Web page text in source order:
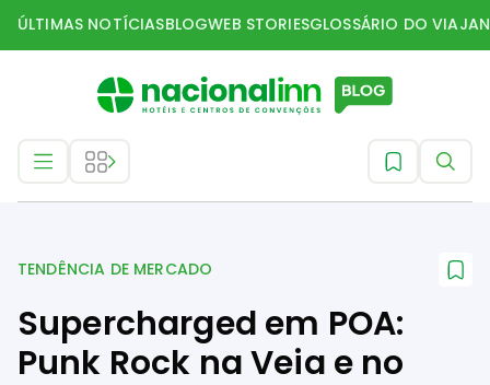
ÚLTIMAS NOTÍCIASBLOGWEB STORIESGLOSSÁRIO DO
Tendência de mercado
TENDÊNCIA DE MERCADO
Supercharged em POA:
Punk Rock na Veia e no